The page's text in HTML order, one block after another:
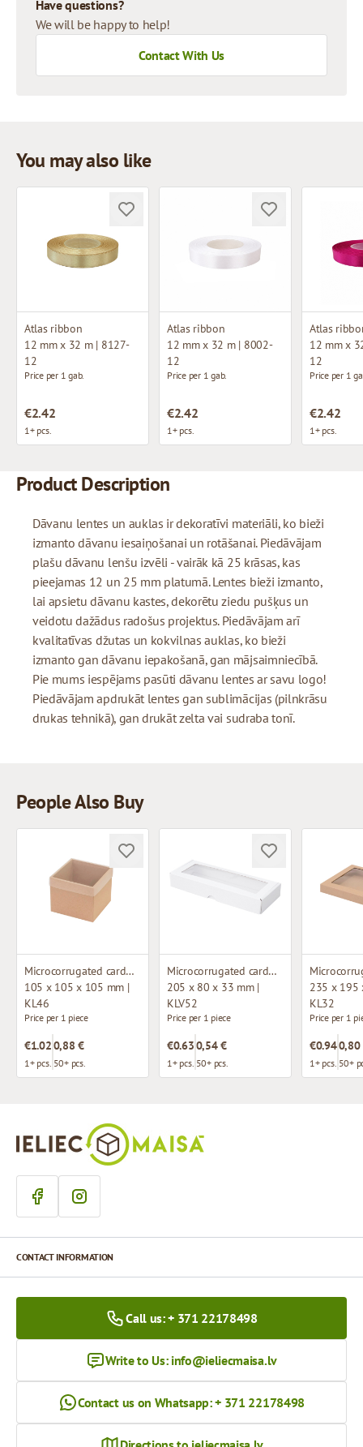
Have questions?
We will be happy to help!
Contact With Us
You may also like
Atlas ribbon
12 mm x 32 m | 8127-
12
Price per 1 gab.
€2.42
1+ pcs.
Atlas ribbon
12 mm x 32 m | 8002-
12
Price per 1 gab.
€2.42
1+ pcs.
Atlas
12 mm x
12
Price per 1
€2.42
1+ pcs.
Product Description
Dāvanu lentes un auklas ir dekoratīvi materiāli, ko bieži
izmanto dāvanu iesaiņošanai un rotāšanai. Piedāvājam
plašu dāvanu lenšu izvēli - vairāk kā 25 krāsas, kas
pieejamas 12 un 25 mm platumā. Lentes bieži izmanto,
lai apsietu dāvanu kastes, dekorētu ziedu pušķus un
veidotu dažādus radošus projektus. Piedāvājam arī
kvalitatīvas džutas un kokvilnas auklas, ko bieži
izmanto gan dāvanu iepakošanā, gan mājsaimniecībā.
Pie mums iespējams pasūti dāvanu lentes ar savu logo!
Piedāvājam apdrukāt lentes gan sublimācijas (pilnkrāsu
drukas tehnikā), gan drukāt zelta vai sudraba tonī.
People Also Buy
Microcorrugated cardboard box with window
105 x 105 x 105 mm |
KL46
Price per 1 piece
€1.02
1+ pcs.
0,88 €
50+ pcs.
Microcorrugated cardboard box with window
205 x 80 x 33 mm |
KLV52
Price per 1 piece
€0.63
1+ pcs.
0,54 €
50+ pcs.
235 x 195
KL32
Price per 1
€0.94
1+ pcs.
0,80
50+
CONTACT INFORMATION
Call us: + 371 22178498
Write to Us: info@ieliecmaisa.lv
Contact us on Whatsapp: + 371 22178498